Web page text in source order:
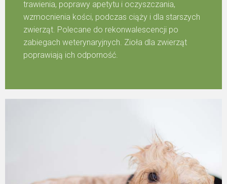
trawienia, poprawy apetytu i oczyszczania,
wzmocnienia kości, podczas ciąży i dla starszych
zwierząt. Polecane do rekonwalescencji po
zabiegach weterynaryjnych. Zioła dla zwierząt
poprawiają ich odporność.